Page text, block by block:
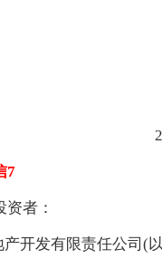
7
者：
开发有限责任公司(